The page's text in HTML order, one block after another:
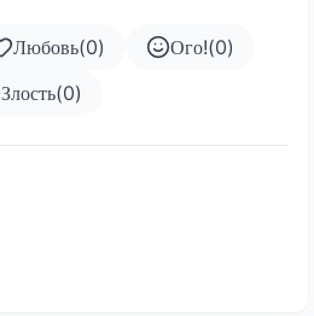
Любовь(0) Ого!(0)
Злость(0)